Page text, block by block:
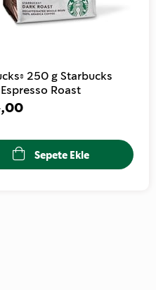
250 g Starbucks
Roast
Sepete Ekle